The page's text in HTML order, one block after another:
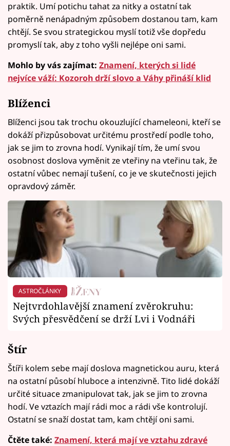
praktik. Umí potichu tahat za nitky a ostatní tak
poměrně nenápadným způsobem dostanou tam, kam
chtějí. Se svou strategickou myslí totiž vše dopředu
promyslí tak, aby z toho vyšli nejlépe oni sami.
Mohlo by vás zajímat: Znamení, kterých si lidé
nejvíce váží: Kozoroh drží slovo a Váhy přináší klid
Blíženci
Blíženci jsou tak trochu okouzlující chameleoni, kteří se
dokáží přizpůsobovat určitému prostředí podle toho,
jak se jim to zrovna hodí. Vynikají tím, že umí svou
osobnost doslova vyměnit ze vteřiny na vteřinu tak, že
ostatní vůbec nemají tušení, co je ve skutečnosti jejich
opravdový záměr.
ASTROČLÁNKY
Nejtvrdohlavější znamení zvěrokruhu:
Svých přesvědčení se drží Lvi i Vodnáři
Štír
Štíři kolem sebe mají doslova magnetickou auru, která
na ostatní působí hluboce a intenzivně. Tito lidé dokáží
určité situace zmanipulovat tak, jak se jim to zrovna
hodí. Ve vztazích mají rádi moc a rádi vše kontrolují.
Ostatní se snaží dostat tam, kam chtějí oni sami.
Čtěte také: Znamení, která mají ve vztahu zdravé